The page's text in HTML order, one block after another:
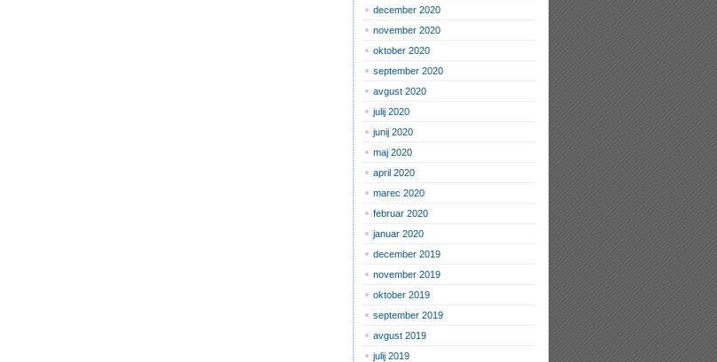
december 2020
november 2020
oktober 2020
september 2020
avgust 2020
julij 2020
junij 2020
maj 2020
april 2020
marec 2020
februar 2020
januar 2020
december 2019
november 2019
oktober 2019
september 2019
avgust 2019
julij 2019